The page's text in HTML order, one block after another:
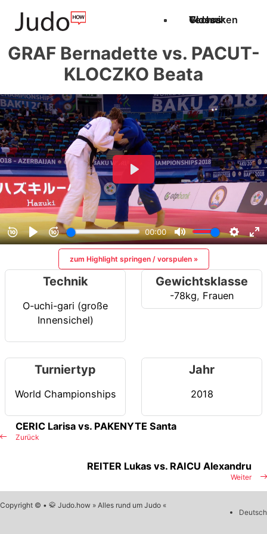
Techniken
Videos
Glossar
GRAF Bernadette vs. PACUT-
KLOCZKO Beata
zum Highlight springen / vorspulen »
Technik
O-uchi-gari (große
Innensichel)
Gewichtsklasse
-78kg, Frauen
Turniertyp
World Championships
Jahr
2018
Zurück
CERIC Larisa vs. PAKENYTE Santa
Weiter
REITER Lukas vs. RAICU Alexandru
Copyright © • 🥋 Judo.how » Alles rund um Judo «
Deutsch